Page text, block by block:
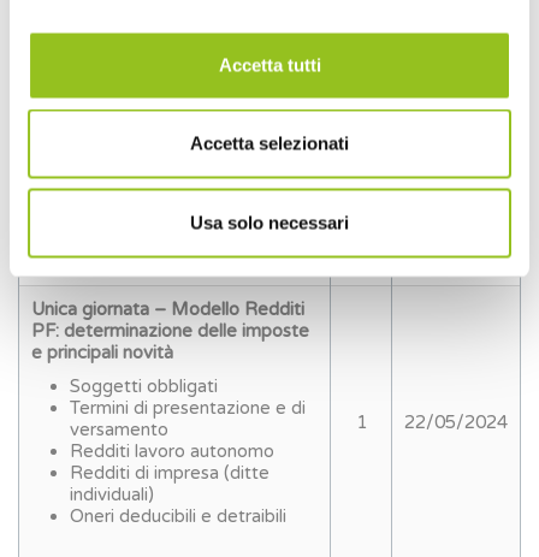
Accetta tutti
Accetta selezionati
Usa solo necessari
principali novità quadri RS e RU ed
ACE
Irap
1 15/05/2024
fisiche
Unica giornata – Modello Redditi
PF: determinazione delle imposte
e principali novità
Soggetti obbligati
Termini di presentazione e di
versamento
Redditi lavoro autonomo
Redditi di impresa (ditte
individuali)
Oneri deducibili e detraibili
1 22/05/2024